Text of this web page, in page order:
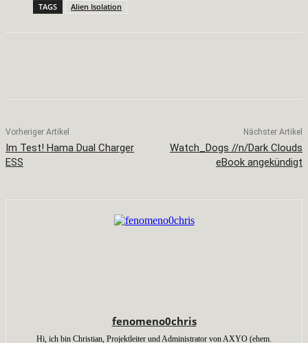
TAGS Alien Isolation
Vorheriger Artikel
Im Test! Hama Dual Charger
ESS
Nächster Artikel
Watch_Dogs //n/Dark Clouds
eBook angekündigt
fenomeno0chris
Hi, ich bin Christian, Projektleiter und Administrator von AXYO (ehem.